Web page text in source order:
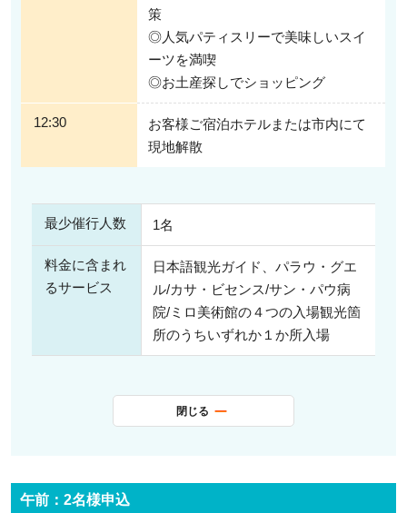
策
◎人気パティスリーで美味しいスイ
ーツを満喫
◎お土産探しでショッピング
12:30
お客様ご宿泊ホテルまたは市内にて
現地解散
最少催行人数 1名
料金に含まれ
るサービス
日本語観光ガイド、パラウ・グエ
ル/カサ・ビセンス/サン・パウ病
院/ミロ美術館の４つの入場観光箇
所のうちいずれか１か所入場
閉じる
午前：2名様申込